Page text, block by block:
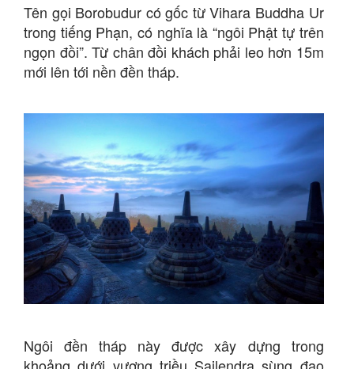
Tên gọi Borobudur có gốc từ Vihara Buddha Ur
trong tiếng Phạn, có nghĩa là “ngôi Phật tự trên
ngọn đồi”. Từ chân đồi khách phải leo hơn 15m
mới lên tới nền đền tháp.
Ngôi đền tháp này được xây dựng trong